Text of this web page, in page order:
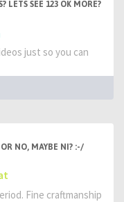
LETS SEE 123 OK MORE?
just so you can
OR NO, MAYBE NI? :-/
Fine craftmanship